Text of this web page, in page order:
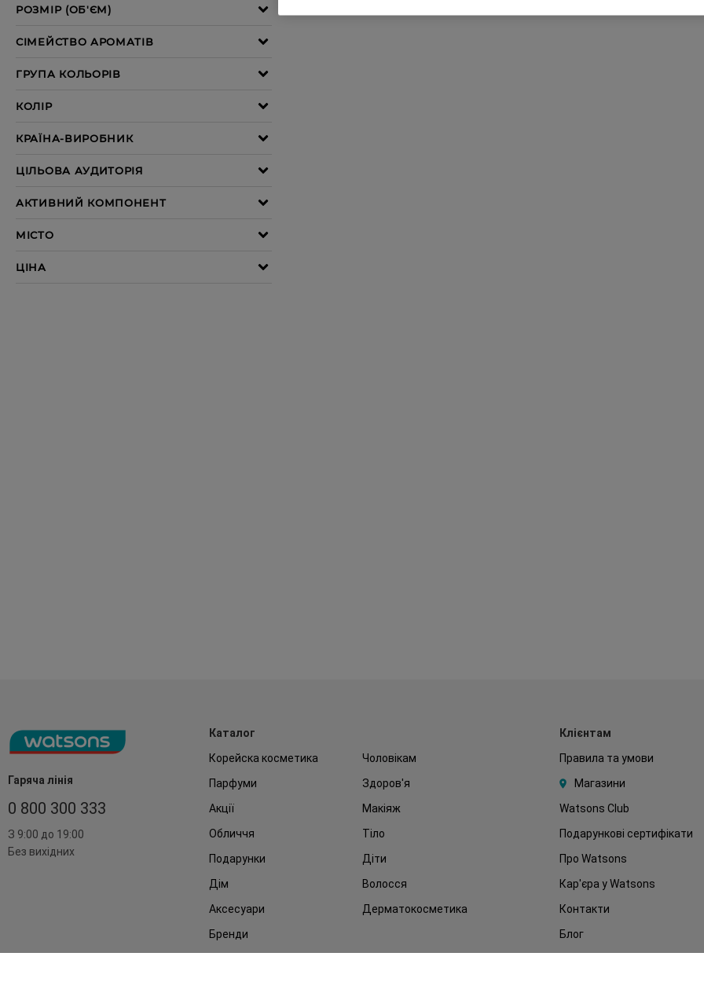
Гаряча лінія
0 800 300 333
З 9:00 до 19:00
Без вихідних
Каталог
Корейска косметика
Чоловікам
Парфуми
Здоров'я
Акції
Макіяж
Обличчя
Тіло
Подарунки
Діти
Дім
Волосся
Аксесуари
Дерматокосметика
Бренди
Клієнтам
Правила та умови
Магазини
Watsons Club
Подарункові сертифікати
Про Watsons
Кар'єра у Watsons
Контакти
Блог